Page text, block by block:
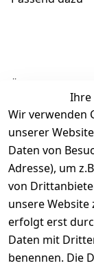
Ähnliche
Ihre
Wir verwenden
unserer
Daten von
Adresse), um
von
unsere
erfolgt erst
Daten mit
benennen. Die
Rechtliches
AGB
Impressum
Datenschutze